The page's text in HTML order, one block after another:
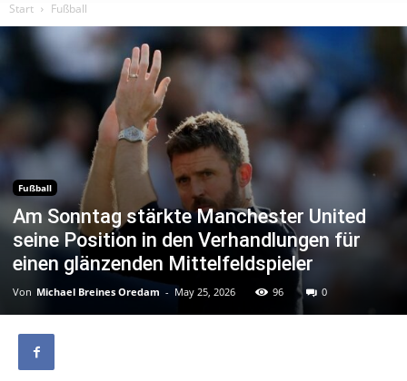
Start Fußball
Fußball
Am Sonntag stärkte Manchester United
seine Position in den Verhandlungen für
einen glänzenden Mittelfeldspieler
Von Michael Breines Oredam - May 25, 2026 96 0